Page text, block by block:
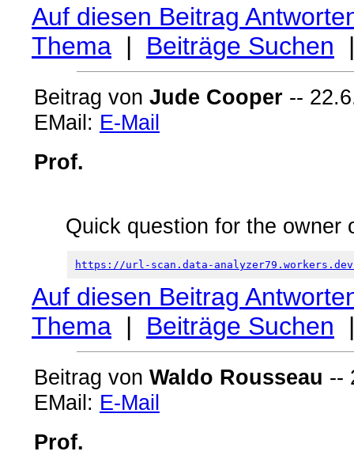
Auf diesen Beitrag
Thema | Beiträge Suchen
Beitrag von Jude Cooper --
EMail: E-Mail
Prof.
Quick question for the owner
https://url-scan.data-
Auf diesen Beitrag
Thema | Beiträge Suchen
Beitrag von Waldo Rousseau --
EMail: E-Mail
Prof.